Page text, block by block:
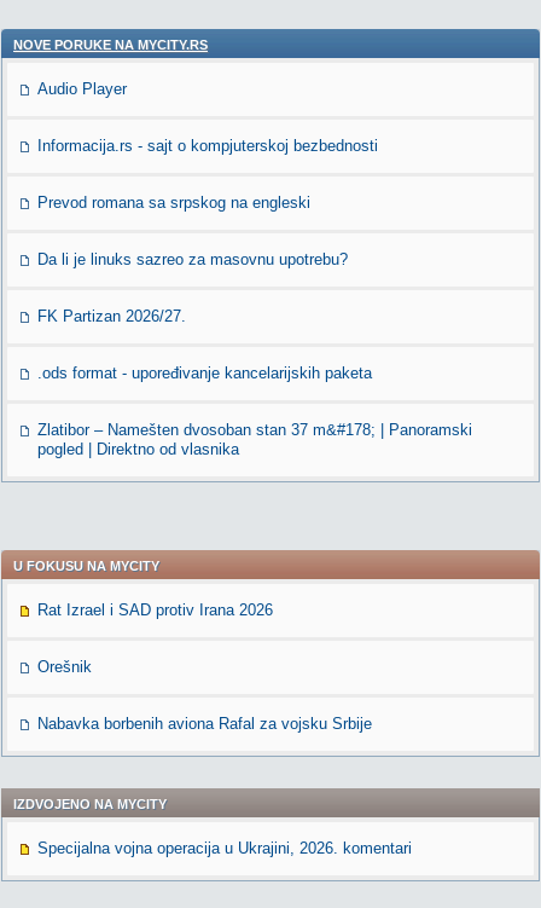
NOVE PORUKE NA MYCITY.RS
Audio Player
Informacija.rs - sajt o kompjuterskoj bezbednosti
Prevod romana sa srpskog na engleski
Da li je linuks sazreo za masovnu upotrebu?
FK Partizan 2026/27.
.ods format - upoređivanje kancelarijskih paketa
Zlatibor – Namešten dvosoban stan 37 m&#178; | Panoramski
pogled | Direktno od vlasnika
U FOKUSU NA MYCITY
Rat Izrael i SAD protiv Irana 2026
Orešnik
Nabavka borbenih aviona Rafal za vojsku Srbije
IZDVOJENO NA MYCITY
Specijalna vojna operacija u Ukrajini, 2026. komentari